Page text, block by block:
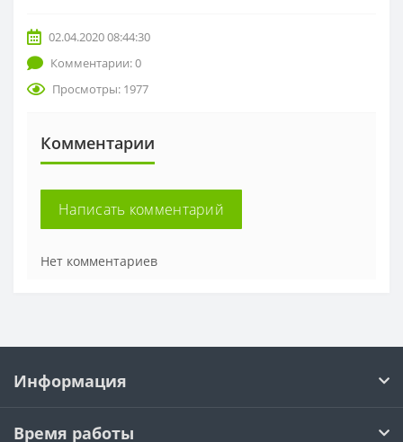
02.04.2020 08:44:30
Комментарии: 0
Просмотры: 1977
Комментарии
Написать комментарий
Нет комментариев
Информация
Время работы